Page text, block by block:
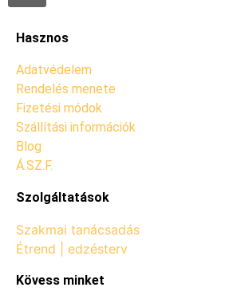
Hasznos
Adatvédelem
Rendelés menete
Fizetési módok
Szállítási információk
Blog
Á.SZ.F.
Szolgáltatások
Szakmai tanácsadás
Étrend | edzésterv
Kövess minket